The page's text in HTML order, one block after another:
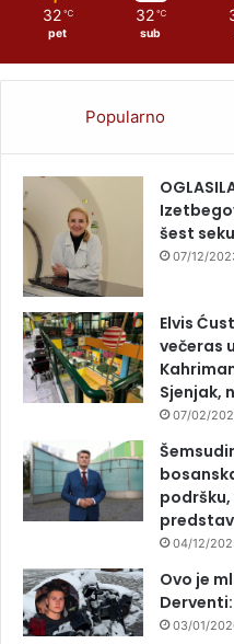
32 ℃
pet
32 ℃
sub
Popularno
šest
07/12/
Elvis
večeras
Sjenjak,
07/02/
04/12/
Ovo je
03/01/